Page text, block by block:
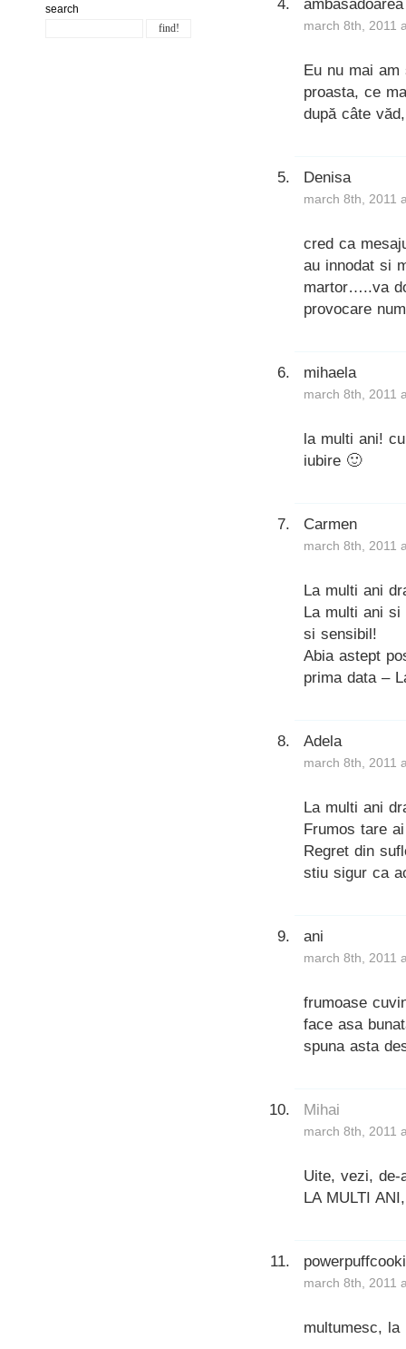
search ambasadoarea
march 8th, 2011
Eu nu mai
proasta, ce
după câte
Denisa
march 8th, 2011
cred ca
au innodat si
martor…..va
provocare
mihaela
march 8th, 2011
la multi ani!
iubire 🙂
Carmen
march 8th, 2011
La multi ani
La multi ani
si sensibil!
Abia astept
prima data –
Adela
march 8th, 2011
La multi ani
Frumos tare
Regret din
stiu sigur ca
ani
march 8th, 2011
frumoase
face asa
spuna asta
Mihai
march 8th, 2011
Uite, vezi, de-
LA MULTI
march 8th, 2011
multumesc,